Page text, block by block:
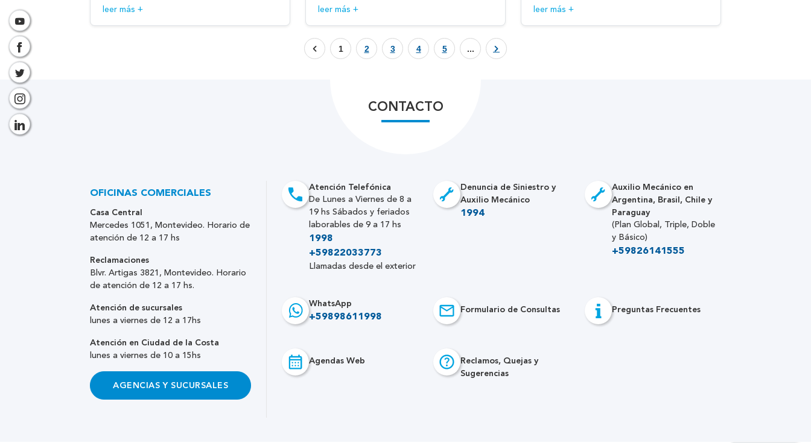
leer más + leer más + leer más +
1 2 3 4 5 ...
CONTACTO
Atención Telefónica
De Lunes a Viernes de 8 a
19 hs Sábados y feriados
laborables de 9 a 17 hs
1998
+59822033773
Llamadas desde el exterior
Denuncia de Siniestro y
Auxilio Mecánico
1994
Auxilio Mecánico en
Argentina, Brasil, Chile y
Paraguay
(Plan Global, Triple, Doble
y Básico)
+59826141555
WhatsApp
+59898611998
Formulario de Consultas Preguntas Frecuentes
Agendas Web
Reclamos, Quejas y
Sugerencias
OFICINAS COMERCIALES
Casa Central
Mercedes 1051, Montevideo. Horario de
atención de 12 a 17 hs
Reclamaciones
Blvr. Artigas 3821, Montevideo. Horario
de atención de 12 a 17 hs.
Atención de sucursales
lunes a viernes de 12 a 17hs
Atención en Ciudad de la Costa
lunes a viernes de 10 a 15hs
AGENCIAS Y SUCURSALES